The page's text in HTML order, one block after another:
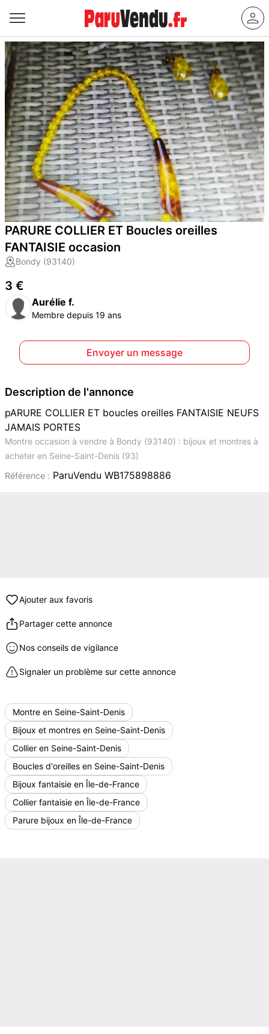
PARURE COLLIER ET Boucles oreilles
FANTAISIE occasion
Bondy (93140)
3 €
Aurélie f.
Membre depuis 19 ans
Envoyer un message
Description de l'annonce
pARURE COLLIER ET boucles oreilles FANTAISIE NEUFS
JAMAIS PORTES
Montre occasion à vendre à Bondy (93140) : bijoux et montres à
acheter en Seine-Saint-Denis (93)
Référence : ParuVendu WB175898886
Ajouter aux favoris
Partager cette annonce
Nos conseils de vigilance
Signaler un problème sur cette annonce
Montre en Seine-Saint-Denis
Bijoux et montres en Seine-Saint-Denis
Collier en Seine-Saint-Denis
Boucles d'oreilles en Seine-Saint-Denis
Bijoux fantaisie en Île-de-France
Collier fantaisie en Île-de-France
Parure bijoux en Île-de-France